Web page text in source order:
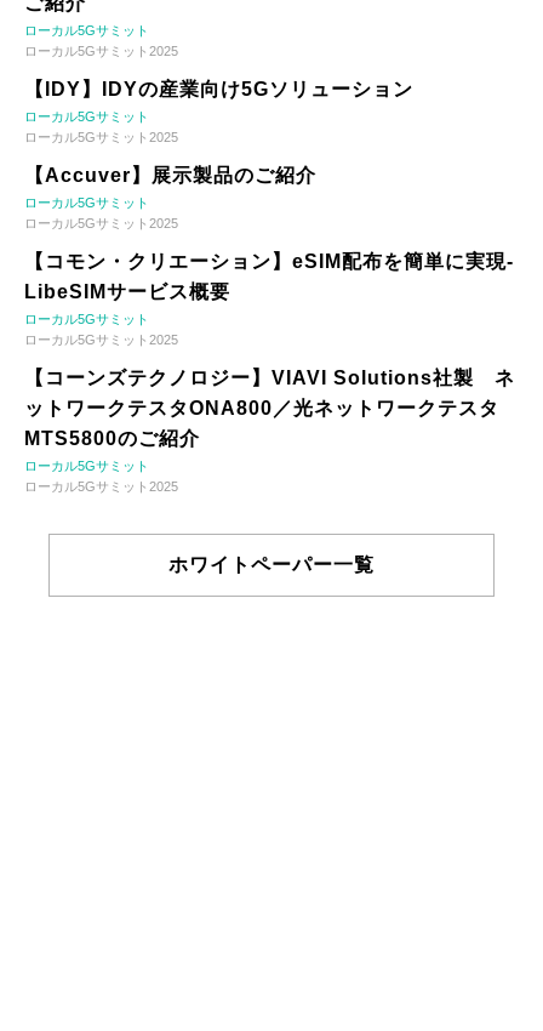
ローカル5Gサミット
ローカル5Gサミット2025
【IDY】IDYの産業向け5Gソリューション
ローカル5Gサミット
ローカル5Gサミット2025
【Accuver】展示製品のご紹介
ローカル5Gサミット
ローカル5Gサミット2025
【コモン・クリエーション】eSIM配布を簡単に実現-
LibeSIMサービス概要
ローカル5Gサミット
ローカル5Gサミット2025
【コーンズテクノロジー】VIAVI Solutions社製 ネ
ットワークテスタONA800／光ネットワークテスタ
MTS5800のご紹介
ローカル5Gサミット
ローカル5Gサミット2025
ホワイトペーパー一覧